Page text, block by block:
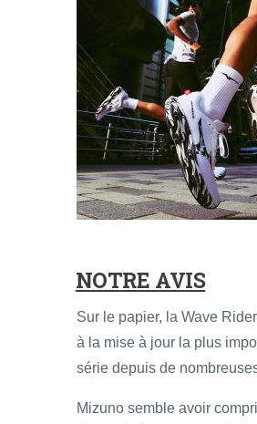
NOTRE AVIS
Sur le papier, la Wave
à la mise à jour la plus
série depuis de
Mizuno semble avoir